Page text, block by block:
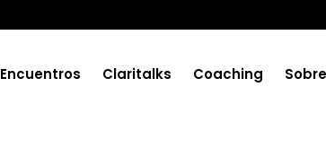
Encuentros Claritalks Coaching Sobre